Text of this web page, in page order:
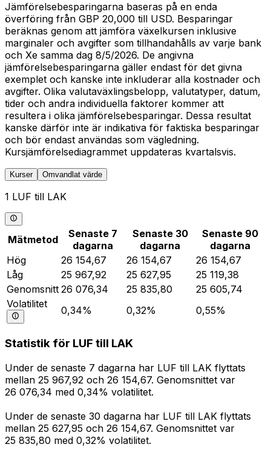
Jämförelsebesparingarna baseras på en enda
överföring från GBP 20,000 till USD. Besparingar
beräknas genom att jämföra växelkursen inklusive
marginaler och avgifter som tillhandahålls av varje bank
och Xe samma dag 8/5/2026. De angivna
jämförelsebesparingarna gäller endast för det givna
exemplet och kanske inte inkluderar alla kostnader och
avgifter. Olika valutaväxlingsbelopp, valutatyper, datum,
tider och andra individuella faktorer kommer att
resultera i olika jämförelsebesparingar. Dessa resultat
kanske därför inte är indikativa för faktiska besparingar
och bör endast användas som vägledning.
Kursjämförelsediagrammet uppdateras kvartalsvis.
Kurser Omvandlat värde
1 LUF till LAK
Mätmetod
Senaste 7
dagarna
Senaste 30
dagarna
Senaste 90
dagarna
Hög
26 154,67 26 154,67
26 154,67
Låg
25 967,92 25 627,95
25 119,38
Genomsnitt 26 076,34 25 835,80
25 605,74
Volatilitet
0,34% 0,32% 0,55%
Statistik för LUF till LAK
Under de senaste 7 dagarna har LUF till LAK flyttats
mellan 25 967,92 och 26 154,67. Genomsnittet var
26 076,34 med 0,34% volatilitet.
Under de senaste 30 dagarna har LUF till LAK flyttats
mellan 25 627,95 och 26 154,67. Genomsnittet var
25 835,80 med 0,32% volatilitet.